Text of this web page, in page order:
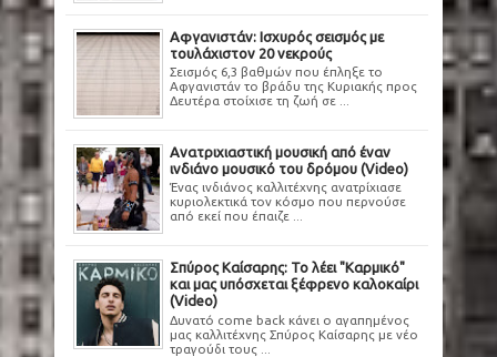
Αφγανιστάν: Ισχυρός σεισμός με
τουλάχιστον 20 νεκρούς
Σεισμός 6,3 βαθμών που έπληξε το
Αφγανιστάν το βράδυ της Κυριακής προς
Δευτέρα στοίχισε τη ζωή σε ...
Ανατριχιαστική μουσική από έναν
ινδιάνο μουσικό του δρόμου (Video)
Ένας ινδιάνος καλλιτέχνης ανατρίχιασε
κυριολεκτικά τον κόσμο που περνούσε
από εκεί που έπαιζε ...
Σπύρος Καίσαρης: Το λέει "Καρμικό"
και μας υπόσχεται ξέφρενο καλοκαίρι
(Video)
Δυνατό come back κάνει ο αγαπημένος
μας καλλιτέχνης Σπύρος Καίσαρης με νέο
τραγούδι τους ...